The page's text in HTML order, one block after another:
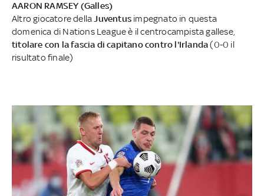
AARON RAMSEY (Galles)
Altro giocatore della Juventus impegnato in questa
domenica di Nations League è il centrocampista gallese,
titolare con la fascia di capitano contro l'Irlanda(0-0 il
risultato finale)